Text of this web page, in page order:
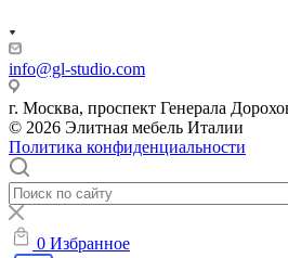
info@gl-studio.com
г. Москва, проспект Генерала
© 2026 Элитнaя мeбeль Итaлии
Политика конфиденциальности
0 Избранное